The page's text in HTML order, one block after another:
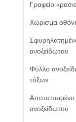
Γραφείο
Χώρισμα
ανοξείδωτου
Φύλλο
τόξων
Αποτυπωμένο
ανοξείδωτου